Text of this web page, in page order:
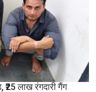
आई
आत्मनिर्भर
बेटियां,
चिता
पर
अकेले
विदा
हो
लाख रंगदारी गैंग